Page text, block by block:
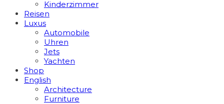
Kinderzimmer
Reisen
Luxus
Automobile
Uhren
Jets
Yachten
Shop
English
Architecture
Furniture